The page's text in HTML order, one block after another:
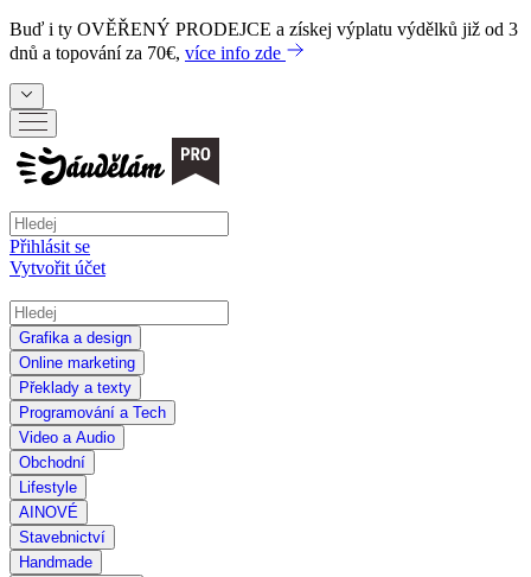
Buď i ty OVĚŘENÝ PRODEJCE a získej výplatu výdělků již od 3
dnů a topování za 70€, více info zde
Přihlásit se
Vytvořit účet
Grafika a design
Online marketing
Překlady a texty
Programování a Tech
Video a Audio
Obchodní
Lifestyle
AI NOVÉ
Stavebnictví
Handmade